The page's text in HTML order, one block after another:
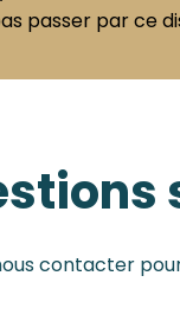
passer par ce
contacter